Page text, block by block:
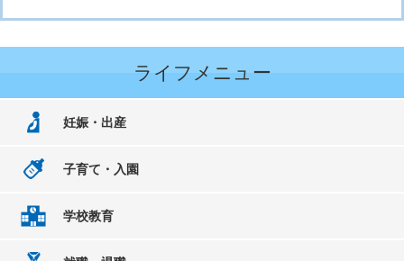
ライフメニュー
妊娠・出産
子育て・入園
学校教育